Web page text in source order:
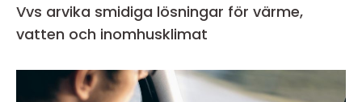
Vvs arvika smidiga lösningar för värme,
vatten och inomhusklimat